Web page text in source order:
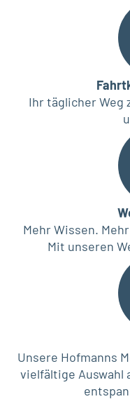
Ihr täglicher Weg
Mehr Wissen.
Mit unseren
Unsere Hofmanns
vielfältige Auswahl